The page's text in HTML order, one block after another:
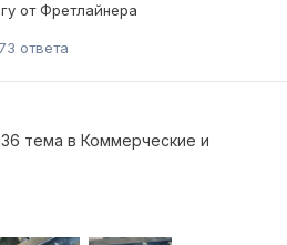
от Фретлайнера
73 ответа
тема в Коммерческие и